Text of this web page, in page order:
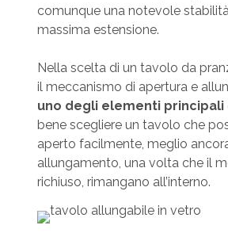
comunque una notevole
massima estensione.
Nella scelta di un tavolo da
il meccanismo di apertura e
uno degli elementi principali
bene scegliere un tavolo che
aperto facilmente, meglio
allungamento, una volta che il
richiuso, rimangano all’interno.